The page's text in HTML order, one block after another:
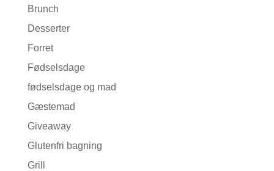
Brunch
Desserter
Forret
Fødselsdage
fødselsdage og mad
Gæstemad
Giveaway
Glutenfri bagning
Grill